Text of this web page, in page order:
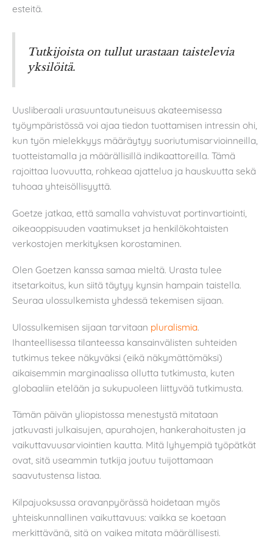
esteitä.
Tutkijoista on tullut urastaan taistelevia
yksilöitä.
Uusliberaali urasuuntautuneisuus akateemisessa
työympäristössä voi ajaa tiedon tuottamisen intressin ohi,
kun työn mielekkyys määräytyy suoriutumisarvioinneilla,
tuotteistamalla ja määrällisillä indikaattoreilla. Tämä
rajoittaa luovuutta, rohkeaa ajattelua ja hauskuutta sekä
tuhoaa yhteisöllisyyttä.
Goetze jatkaa, että samalla vahvistuvat portinvartiointi,
oikeaoppisuuden vaatimukset ja henkilökohtaisten
verkostojen merkityksen korostaminen.
Olen Goetzen kanssa samaa mieltä. Urasta tulee
itsetarkoitus, kun siitä täytyy kynsin hampain taistella.
Seuraa ulossulkemista yhdessä tekemisen sijaan.
Ulossulkemisen sijaan tarvitaan pluralismia.
Ihanteellisessa tilanteessa kansainvälisten suhteiden
tutkimus tekee näkyväksi (eikä näkymättömäksi)
aikaisemmin marginaalissa ollutta tutkimusta, kuten
globaaliin etelään ja sukupuoleen liittyvää tutkimusta.
Tämän päivän yliopistossa menestystä mitataan
jatkuvasti julkaisujen, apurahojen, hankerahoitusten ja
vaikuttavuusarviointien kautta. Mitä lyhyempiä työpätkät
ovat, sitä useammin tutkija joutuu tuijottamaan
saavutustensa listaa.
Kilpajuoksussa oravanpyörässä hoidetaan myös
yhteiskunnallinen vaikuttavuus: vaikka se koetaan
merkittävänä, sitä on vaikea mitata määrällisesti.